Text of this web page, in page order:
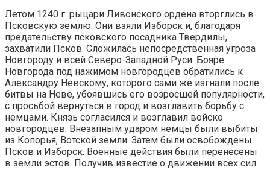
Летом 1240 г. рыцари Ливонского ордена вторглись в
Псковскую землю. Они взяли Изборск и, благодаря
предательству псковского посадника Твердилы,
захватили Псков. Сложилась непосредственная угроза
Новгороду и всей Северо-Западной Руси. Бояре
Новгорода под нажимом новгородцев обратились к
Александру Невскому, которого сами же изгнали после
битвы на Неве, убоявшись его возросшей популярности,
с просьбой вернуться в город и возглавить борьбу с
немцами. Князь согласился и возглавил войско
новгородцев. Внезапным ударом немцы были выбиты
из Копорья, Вотской земли. Затем были освобождены
Псков и Изборск. Военные действия были перенесены
в земли эстов. Получив известие о движении всех сил